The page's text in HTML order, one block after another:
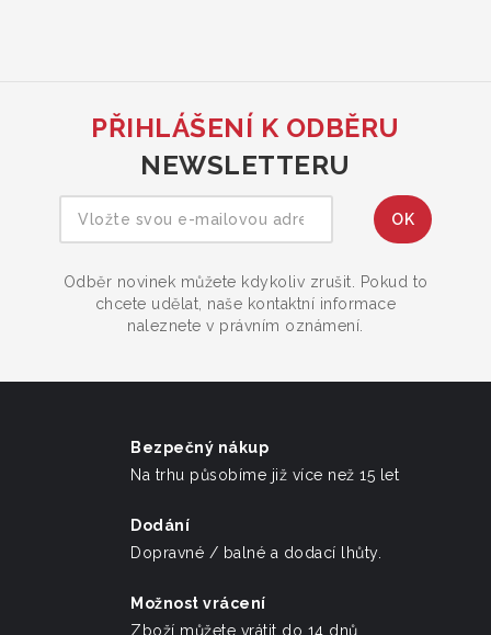
PŘIHLÁŠENÍ K ODBĚRU
NEWSLETTERU
Odběr novinek můžete kdykoliv zrušit. Pokud to
chcete udělat, naše kontaktní informace
naleznete v právním oznámení.
Bezpečný nákup
Na trhu působíme již více než 15 let
Dodání
Dopravné / balné a dodací lhůty.
Možnost vrácení
Zboží můžete vrátit do 14 dnů